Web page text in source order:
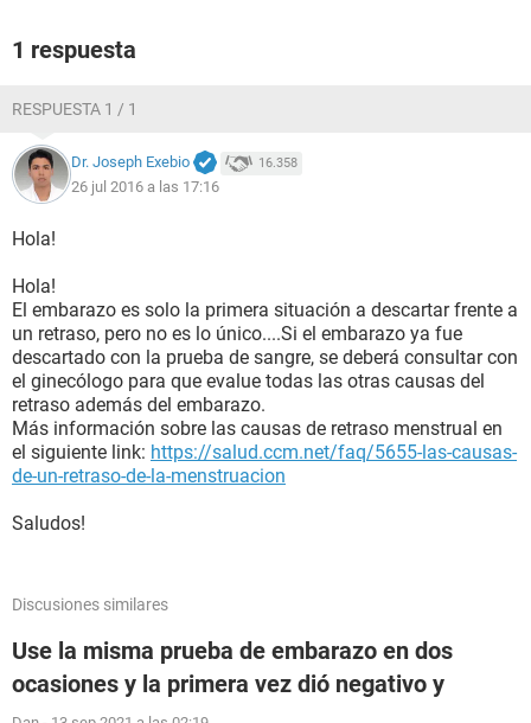
1 respuesta
RESPUESTA 1 / 1
Dr. Joseph Exebio 16.358
26 jul 2016 a las 17:16
Hola!
Hola!
El embarazo es solo la primera situación a descartar frente a
un retraso, pero no es lo único....Si el embarazo ya fue
descartado con la prueba de sangre, se deberá consultar con
el ginecólogo para que evalue todas las otras causas del
retraso además del embarazo.
Más información sobre las causas de retraso menstrual en
el siguiente link: https://salud.ccm.net/faq/5655-las-causas-
de-un-retraso-de-la-menstruacion
Saludos!
Discusiones similares
Use la misma prueba de embarazo en dos
ocasiones y la primera vez dió negativo y